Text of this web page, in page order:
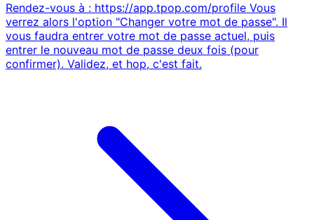
Rendez-vous à : https://app.tpop.com/profile Vous
verrez alors l'option "Changer votre mot de passe". Il
vous faudra entrer votre mot de passe actuel, puis
entrer le nouveau mot de passe deux fois (pour
confirmer). Validez, et hop, c'est fait.